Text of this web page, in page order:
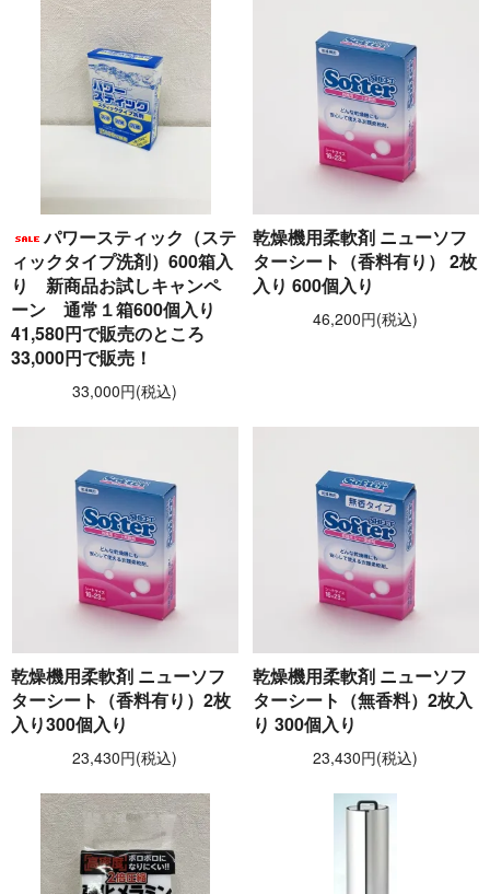
パワースティック（ステ
ィックタイプ洗剤）600箱入
り 新商品お試しキャンペ
ーン 通常１箱600個入り
41,580円で販売のところ
33,000円で販売！
33,000円(税込)
乾燥機用柔軟剤 ニューソフ
ターシート（香料有り） 2枚
入り 600個入り
46,200円(税込)
乾燥機用柔軟剤 ニューソフ
ターシート（香料有り）2枚
入り300個入り
23,430円(税込)
乾燥機用柔軟剤 ニューソフ
ターシート（無香料）2枚入
り 300個入り
23,430円(税込)